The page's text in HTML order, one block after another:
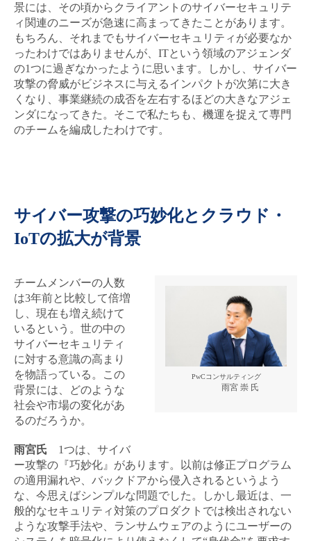
景には、その頃からクライアントのサイバーセキュリテ
ィ関連のニーズが急速に高まってきたことがあります。
もちろん、それまでもサイバーセキュリティが必要なか
ったわけではありませんが、ITという領域のアジェンダ
の1つに過ぎなかったように思います。しかし、サイバー
攻撃の脅威がビジネスに与えるインパクトが次第に大き
くなり、事業継続の成否を左右するほどの大きなアジェ
ンダになってきた。そこで私たちも、機運を捉えて専門
のチームを編成したわけです。
サイバー攻撃の巧妙化とクラウド・
IoTの拡大が背景
PwCコンサルティング
雨宮 崇 氏
チームメンバーの人数
は3年前と比較して倍増
し、現在も増え続けて
いるという。世の中の
サイバーセキュリティ
に対する意識の高まり
を物語っている。この
背景には、どのような
社会や市場の変化があ
るのだろうか。
雨宮氏 1つは、サイバ
ー攻撃の『巧妙化』があります。以前は修正プログラム
の適用漏れや、バックドアから侵入されるというよう
な、今思えばシンプルな問題でした。しかし最近は、一
般的なセキュリティ対策のプロダクトでは検出されない
ような攻撃手法や、ランサムウェアのようにユーザーの